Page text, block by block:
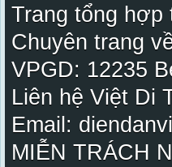
Trang tổng hợp
Chuyên trang
VPGD: 12235
Liên hệ Việt Di
Email:
MIỄN TRÁCH